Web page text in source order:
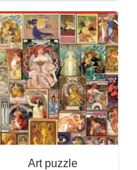
Art puzzle